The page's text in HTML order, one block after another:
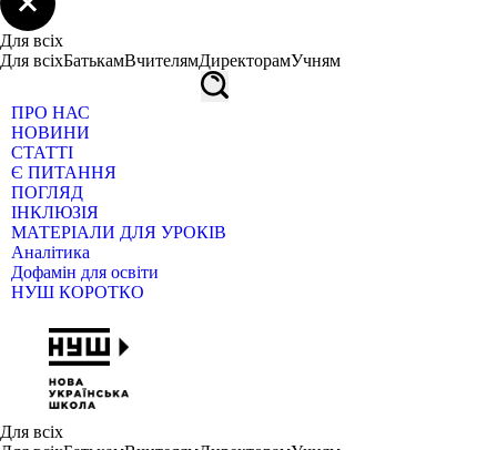
Для всіх
Для всіхБатькамВчителямДиректорамУчням
ПРО НАС
НОВИНИ
СТАТТІ
Є ПИТАННЯ
ПОГЛЯД
ІНКЛЮЗІЯ
МАТЕРІАЛИ ДЛЯ УРОКІВ
Аналітика
Дофамін для освіти
НУШ КОРОТКО
Для всіх